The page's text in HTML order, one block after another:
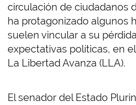
circulación de ciudadanos
ha protagonizado algunos
suelen vincular a su
expectativas políticas, en
La Libertad Avanza (LLA).
El senador del Estado